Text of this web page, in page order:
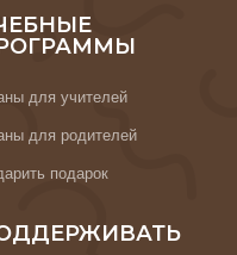
для учителей
для родителей
подарок